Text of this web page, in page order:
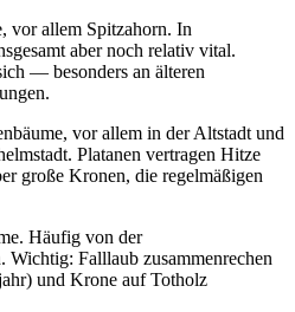
allem Spitzahorn. In
aber noch relativ vital.
— besonders an älteren
vor allem in der Altstadt und
Platanen vertragen Hitze
große Kronen, die regelmäßigen
Häufig von der
Wichtig: Falllaub zusammenrechen
und Krone auf Totholz